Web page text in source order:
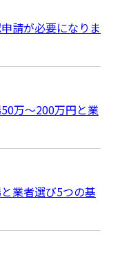
請が必要になりま
万〜200万円と業
業者選び5つの基